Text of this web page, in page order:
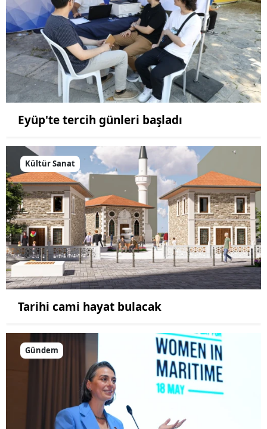
Eyüp'te tercih günleri başladı
Kültür Sanat
Tarihi cami hayat bulacak
Gündem